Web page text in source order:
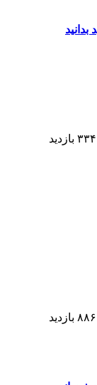
۳۳۴ بازدید
۸۸۶ بازدید